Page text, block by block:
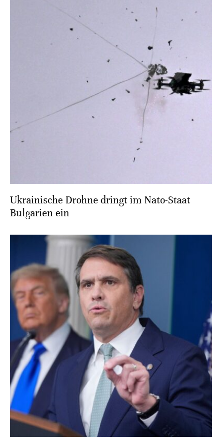
Ukrainische Drohne dringt im Nato-Staat
Bulgarien ein